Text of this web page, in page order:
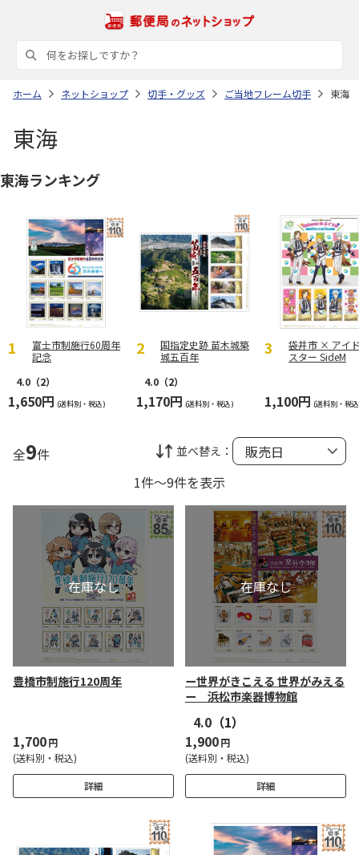
ホーム ネットショップ 切手・グッズ ご当地フレーム切手 東海
東海
東海ランキング
富士市制施行60周年
記念
4.0 （2）
1,650円 (送料別・税込)
国指定史跡 苗木城築
城五百年
4.0 （2）
1,170円 (送料別・税込)
袋井市 × アイ
スター SideM
1,100円 (送料別・税
全9件 並べ替え：
1件～9件を表示
豊橋市制施行120周年
1,700円
(送料別・税込)
詳細
ー世界がきこえる 世界がみえる
ー 浜松市楽器博物館
4.0 （1）
1,900円
(送料別・税込)
詳細